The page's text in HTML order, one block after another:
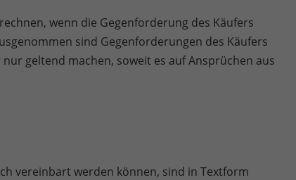
wenn die Gegenforderung des Käufers
sind Gegenforderungen des Käufers
geltend machen, soweit es auf Ansprüchen aus
vereinbart werden können, sind in Textform